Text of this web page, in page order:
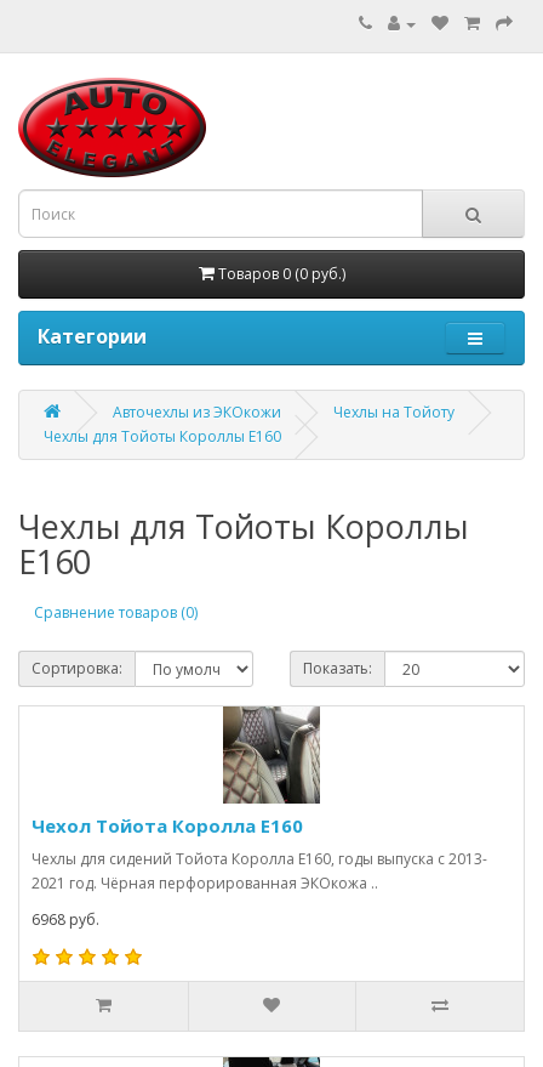
Товаров 0 (0 руб.)
Категории
Авточехлы из ЭКОкожи
Чехлы на Тойоту
Чехлы для Тойоты Короллы Е160
Чехлы для Тойоты Короллы
Е160
Сравнение товаров (0)
Сортировка: Показать:
Чехол Тойота Королла Е160
Чехлы для сидений Тойота Королла Е160, годы выпуска с 2013-
2021 год. Чёрная перфорированная ЭКОкожа ..
6968 руб.